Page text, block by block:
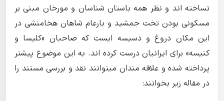
نساخته اند و نظر همه باستان شناسان و مورخان مبنی بر
مسکونی بودن تخت جمشید و بارعام شاهان هخامنشی در
این مکان دروغ و دسیسه ایست که صاحبان «کلیسا و
کنیسه» برای ایرانیان درست کرده اند. به این موضوع پیشتر
پرداخته شده و علاقه مندان میتوانند نقد و بررسی مستند را
در مقاله زیر بخوانند: